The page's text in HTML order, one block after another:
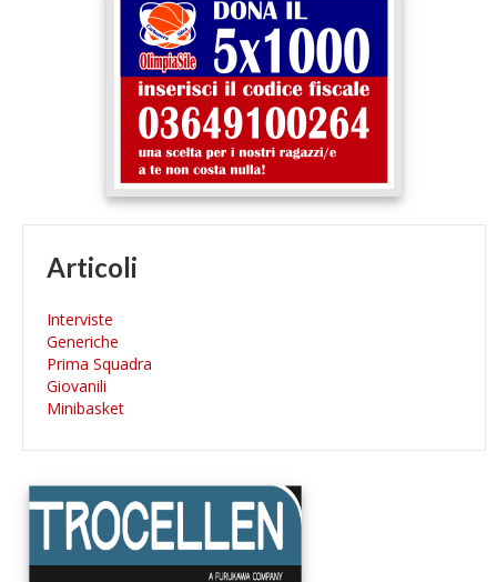
Articoli
Interviste
Generiche
Prima Squadra
Giovanili
Minibasket